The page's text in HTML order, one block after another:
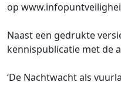
op
Naast een gedrukte
kennispublicatie met de
‘De Nachtwacht als